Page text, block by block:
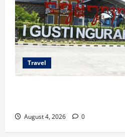
Travel
August 4, 2026 0